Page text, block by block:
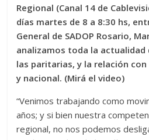
Regional (Canal 14 de
días martes de 8 a 8:30 hs,
General de SADOP Rosario,
analizamos toda la
las paritarias, y la relación
y nacional. (Mirá el video)
“Venimos trabajando como
años; y si bien nuestra
regional, no nos podemos